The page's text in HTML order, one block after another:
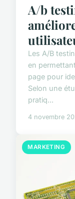
A/b
Les A/B
en
page pour
Selon une
pratiq...
4 novembre
MARKETING